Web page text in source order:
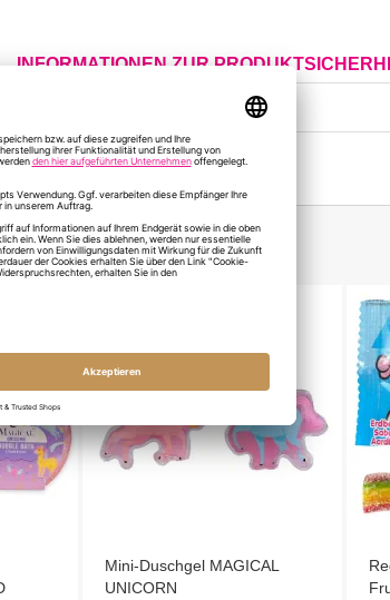
INFORMATIONEN ZUR
DU HAST NOCH FRAGEN?
Mini-Duschgel MAGICAL
UNICORN